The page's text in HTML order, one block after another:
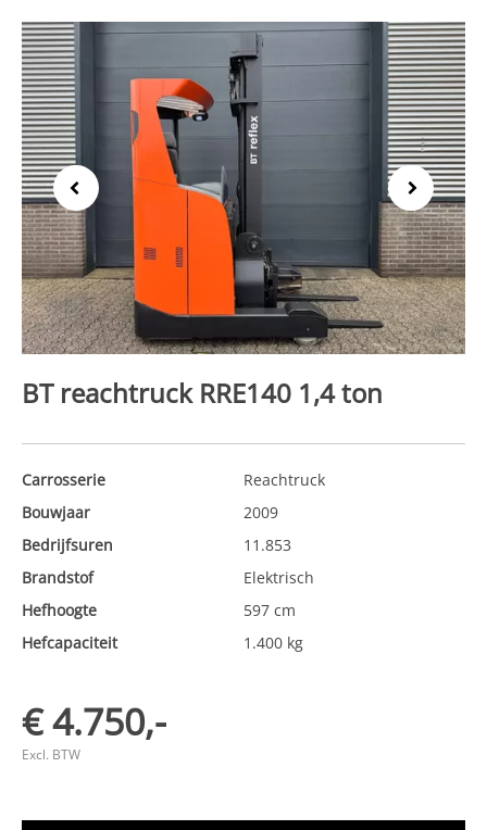
Previous Next
BT reachtruck RRE140 1,4 ton
Carrosserie
Reachtruck
Bouwjaar
2009
Bedrijfsuren
11.853
Brandstof
Elektrisch
Hefhoogte
597 cm
Hefcapaciteit
1.400 kg
€ 4.750,-
Excl. BTW